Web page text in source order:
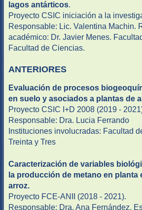
lagos antárticos.
Proyecto CSIC iniciación a la
Responsable: Lic. Valentina Machin.
académico: Dr. Javier Menes.
Facultad de Ciencias.
ANTERIORES
Evaluación de procesos
en suelo y asociados a plantas de
Proyecto CSIC I+D 2008 (2019 -
Responsable: Dra. Lucia Ferrando
Instituciones involucradas: Facultad
Treinta y Tres
Caracterización de variables
la producción de metano en planta
arroz.
Proyecto FCE-ANII (2018 - 2021).
Responsable: Dra. Ana Fernández.